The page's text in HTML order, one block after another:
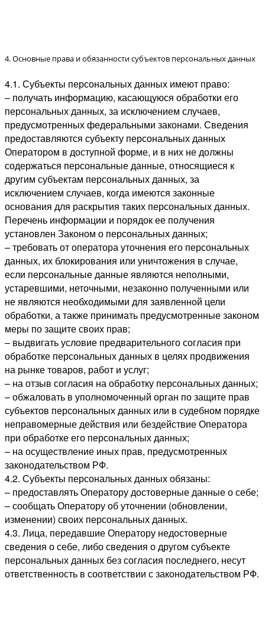
4. Основные права и обязанности субъектов персональных данных
4.1. Субъекты персональных данных имеют право:
– получать информацию, касающуюся обработки его
персональных данных, за исключением случаев,
предусмотренных федеральными законами. Сведения
предоставляются субъекту персональных данных
Оператором в доступной форме, и в них не должны
содержаться персональные данные, относящиеся к
другим субъектам персональных данных, за
исключением случаев, когда имеются законные
основания для раскрытия таких персональных данных.
Перечень информации и порядок ее получения
установлен Законом о персональных данных;
– требовать от оператора уточнения его персональных
данных, их блокирования или уничтожения в случае,
если персональные данные являются неполными,
устаревшими, неточными, незаконно полученными или
не являются необходимыми для заявленной цели
обработки, а также принимать предусмотренные законом
меры по защите своих прав;
– выдвигать условие предварительного согласия при
обработке персональных данных в целях продвижения
на рынке товаров, работ и услуг;
– на отзыв согласия на обработку персональных данных;
– обжаловать в уполномоченный орган по защите прав
субъектов персональных данных или в судебном порядке
неправомерные действия или бездействие Оператора
при обработке его персональных данных;
– на осуществление иных прав, предусмотренных
законодательством РФ.
4.2. Субъекты персональных данных обязаны:
– предоставлять Оператору достоверные данные о себе;
– сообщать Оператору об уточнении (обновлении,
изменении) своих персональных данных.
4.3. Лица, передавшие Оператору недостоверные
сведения о себе, либо сведения о другом субъекте
персональных данных без согласия последнего, несут
ответственность в соответствии с законодательством РФ.